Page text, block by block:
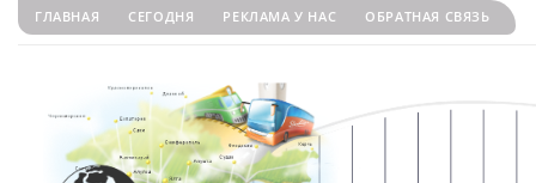
ГЛАВНАЯ СЕГОДНЯ РЕКЛАМА У НАС ОБРАТНАЯ СВЯЗЬ